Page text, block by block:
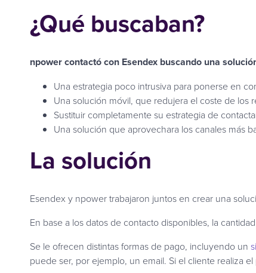
¿Qué buscaban?
npower contactó con Esendex buscando una
Una estrategia poco intrusiva para ponerse en
Una solución móvil, que redujera el coste de los
Sustituir completamente su estrategia de
Una solución que aprovechara los canales más
La solución
Esendex y npower trabajaron juntos en crear una
En base a los datos de contacto disponibles, la
Se le ofrecen distintas formas de pago, incluyendo un
puede ser, por ejemplo, un email. Si el cliente realiza